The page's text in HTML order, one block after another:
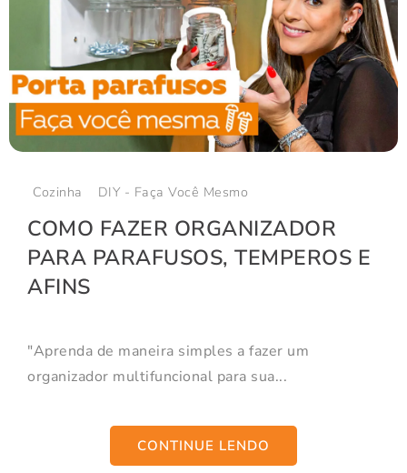
Cozinha DIY - Faça Você Mesmo
COMO FAZER ORGANIZADOR
PARA PARAFUSOS, TEMPEROS E
AFINS
"Aprenda de maneira simples a fazer um
organizador multifuncional para sua...
CONTINUE LENDO